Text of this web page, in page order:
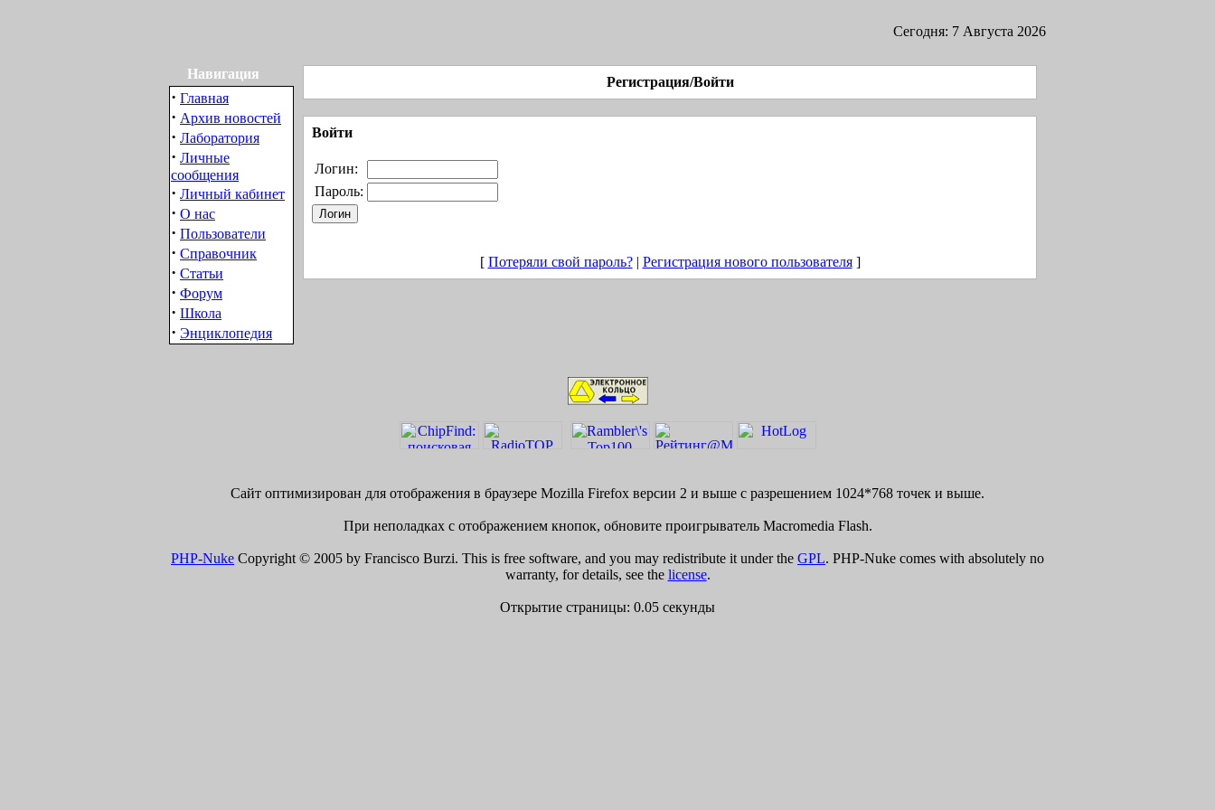
Сегодня: 7 Августа 2026
Навигация
· Главная
· Архив новостей
· Лаборатория
· Личные
сообщения
· Личный кабинет
· О нас
· Пользователи
· Справочник
· Статьи
· Форум
· Школа
· Энциклопедия
Регистрация/Войти
Войти
Логин:
Пароль:
[ Потеряли свой пароль?| Регистрация нового пользователя]
Сайт оптимизирован для отображения в браузере Mozilla Firefox версии 2 и выше с разрешением 1024*768 точек и выше.
При неполадках с отображением кнопок, обновите проигрыватель Macromedia Flash.
PHP-Nuke Copyright © 2005 by Francisco Burzi. This is free software, and you may redistribute it under the GPL. PHP-Nuke comes with absolutely no
warranty, for details, see the license.
Открытие страницы: 0.05 секунды